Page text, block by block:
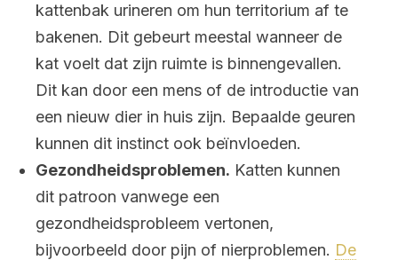
kattenbak urineren om hun territorium af te
bakenen. Dit gebeurt meestal wanneer de
kat voelt dat zijn ruimte is binnengevallen.
Dit kan door een mens of de introductie van
een nieuw dier in huis zijn. Bepaalde geuren
kunnen dit instinct ook beïnvloeden.
Gezondheidsproblemen. Katten kunnen
dit patroon vanwege een
gezondheidsprobleem vertonen,
bijvoorbeeld door pijn of nierproblemen. De